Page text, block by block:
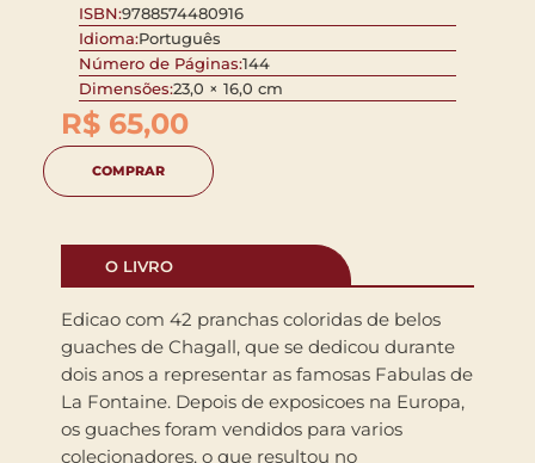
ISBN:9788574480916
Idioma:Português
Número de Páginas:144
Dimensões:23,0 × 16,0 cm
R$ 65,00
COMPRAR
O LIVRO
Edicao com 42 pranchas coloridas de belos
guaches de Chagall, que se dedicou durante
dois anos a representar as famosas Fabulas de
La Fontaine. Depois de exposicoes na Europa,
os guaches foram vendidos para varios
colecionadores, o que resultou no